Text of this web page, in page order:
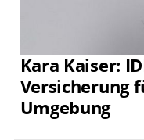
Kara Kaiser:
Versicherung
Umgebung